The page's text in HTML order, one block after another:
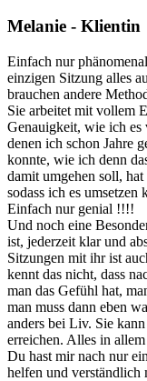
Melanie - Klientin
Einfach nur
einzigen Sitzung alles
brauchen andere
Sie arbeitet mit vollem
Genauigkeit, wie ich es
denen ich schon Jahre
konnte, wie ich denn
damit umgehen soll,
sodass ich es
Einfach nur genial !!!!
Und noch eine
ist, jederzeit klar und
Sitzungen mit ihr ist
kennt das nicht, dass
man das Gefühl hat,
man muss dann eben
anders bei Liv. Sie
erreichen. Alles in
Du hast mir nach nur
helfen und verständlich